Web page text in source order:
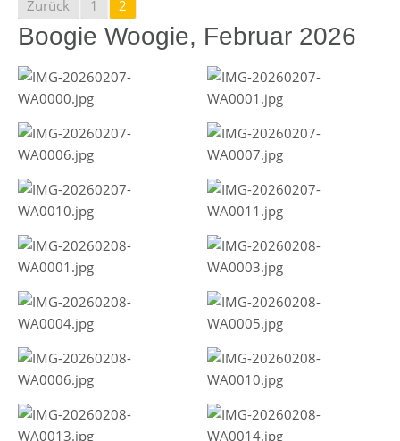
Zurück 1 2
Boogie Woogie, Februar 2026